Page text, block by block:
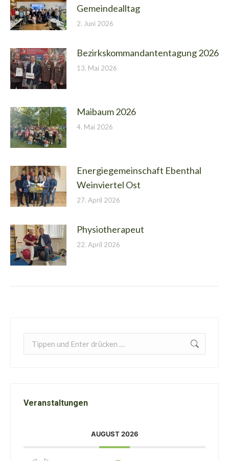
Gemeindealltag
2. Juni 2026
Bezirkskommandantentagung 2026
13. Mai 2026
Maibaum 2026
4. Mai 2026
Energiegemeinschaft Ebenthal
Weinviertel Ost
27. April 2026
Physiotherapeut
22. April 2026
Veranstaltungen
AUGUST 2026